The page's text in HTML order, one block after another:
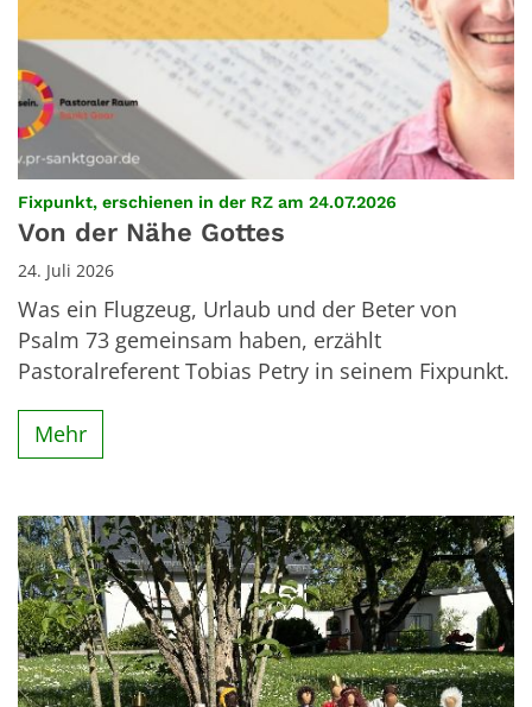
Fixpunkt, erschienen in der RZ am 24.07.2026
Von der Nähe Gottes
24. Juli 2026
Was ein Flugzeug, Urlaub und der Beter von
Psalm 73 gemeinsam haben, erzählt
Pastoralreferent Tobias Petry in seinem Fixpunkt.
Mehr